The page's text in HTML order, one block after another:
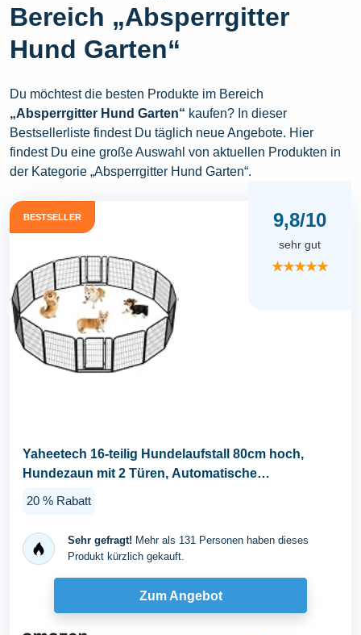
Bereich „Absperrgitter
Hund Garten“
Du möchtest die besten Produkte im Bereich
„Absperrgitter Hund Garten“ kaufen? In dieser
Bestsellerliste findest Du täglich neue Angebote. Hier
findest Du eine große Auswahl von aktuellen Produkten in
der Kategorie „Absperrgitter Hund Garten“.
BESTSELLER 9,8/10
sehr gut
★★★★★
Yaheetech 16-teilig Hundelaufstall 80cm hoch,
Hundezaun mit 2 Türen, Automatische
20 % Rabatt
Sehr gefragt! Mehr als 131 Personen haben dieses
Produkt kürzlich gekauft.
Zum Angebot